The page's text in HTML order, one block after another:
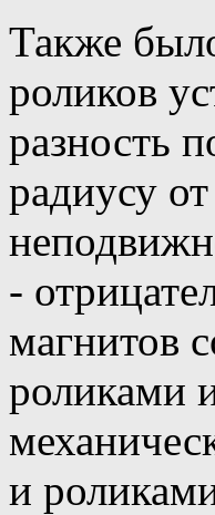
Также
роликов
разность
радиусу
-
магнитов
роликами
и